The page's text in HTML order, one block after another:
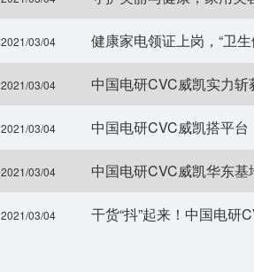
2021/03/04 健康家电领证上岗，“卫
2021/03/04 中国电研CVC威凯实力
2021/03/04 中国电研CVC威凯搭平
2021/03/04
2021/03/04 干货“抖”起来！中国电研